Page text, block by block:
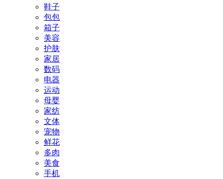
鞋子
包包
箱子
美容
护肤
家居
数码
电器
运动
母婴
家纺
文体
宠物
鲜花
多肉
美食
手机